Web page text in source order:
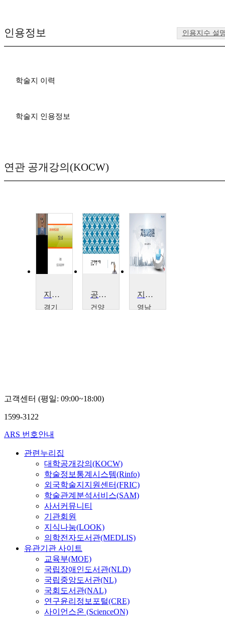
인용정보 인용지수 설
학술지 이력
학술지 인용정보
연관 공개강의(KOCW)
지방분권시대의 지방재정
경기
공공경제학의 이해
건양
지방재정론
영남
고객센터 (평일: 09:00~18:00)
1599-3122
ARS 번호안내
관련누리집
대학공개강의(KOCW)
학술정보통계시스템(Rinfo)
외국학술지지원센터(FRIC)
학술관계분석서비스(SAM)
사서커뮤니티
기관회원
지식나눔(LOOK)
의학전자도서관(MEDLIS)
유관기관 사이트
교육부(MOE)
국립장애인도서관(NLD)
국립중앙도서관(NL)
국회도서관(NAL)
연구윤리정보포털(CRE)
사이언스온 (ScienceON)